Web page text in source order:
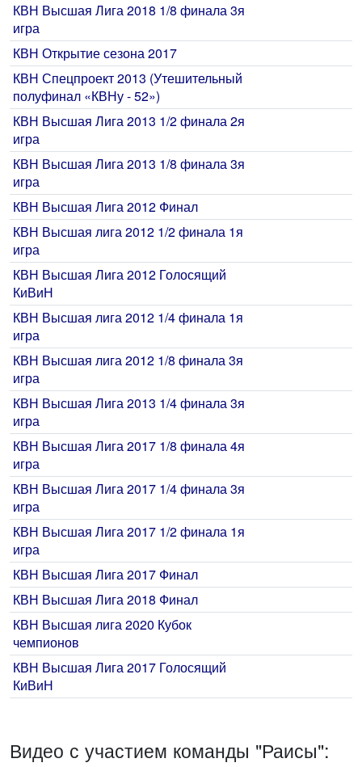
КВН Высшая Лига 2018 1/8 финала 3я
игра
КВН Открытие сезона 2017
КВН Спецпроект 2013 (Утешительный
полуфинал «КВНу - 52»)
КВН Высшая Лига 2013 1/2 финала 2я
игра
КВН Высшая Лига 2013 1/8 финала 3я
игра
КВН Высшая Лига 2012 Финал
КВН Высшая лига 2012 1/2 финала 1я
игра
КВН Высшая Лига 2012 Голосящий
КиВиН
КВН Высшая лига 2012 1/4 финала 1я
игра
КВН Высшая лига 2012 1/8 финала 3я
игра
КВН Высшая Лига 2013 1/4 финала 3я
игра
КВН Высшая Лига 2017 1/8 финала 4я
игра
КВН Высшая Лига 2017 1/4 финала 3я
игра
КВН Высшая Лига 2017 1/2 финала 1я
игра
КВН Высшая Лига 2017 Финал
КВН Высшая Лига 2018 Финал
КВН Высшая лига 2020 Кубок
чемпионов
КВН Высшая Лига 2017 Голосящий
КиВиН
Видео с участием команды "Раисы":